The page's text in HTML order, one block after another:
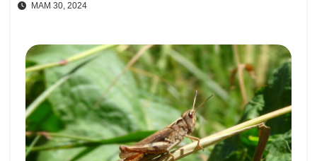
МАМ 30, 2024